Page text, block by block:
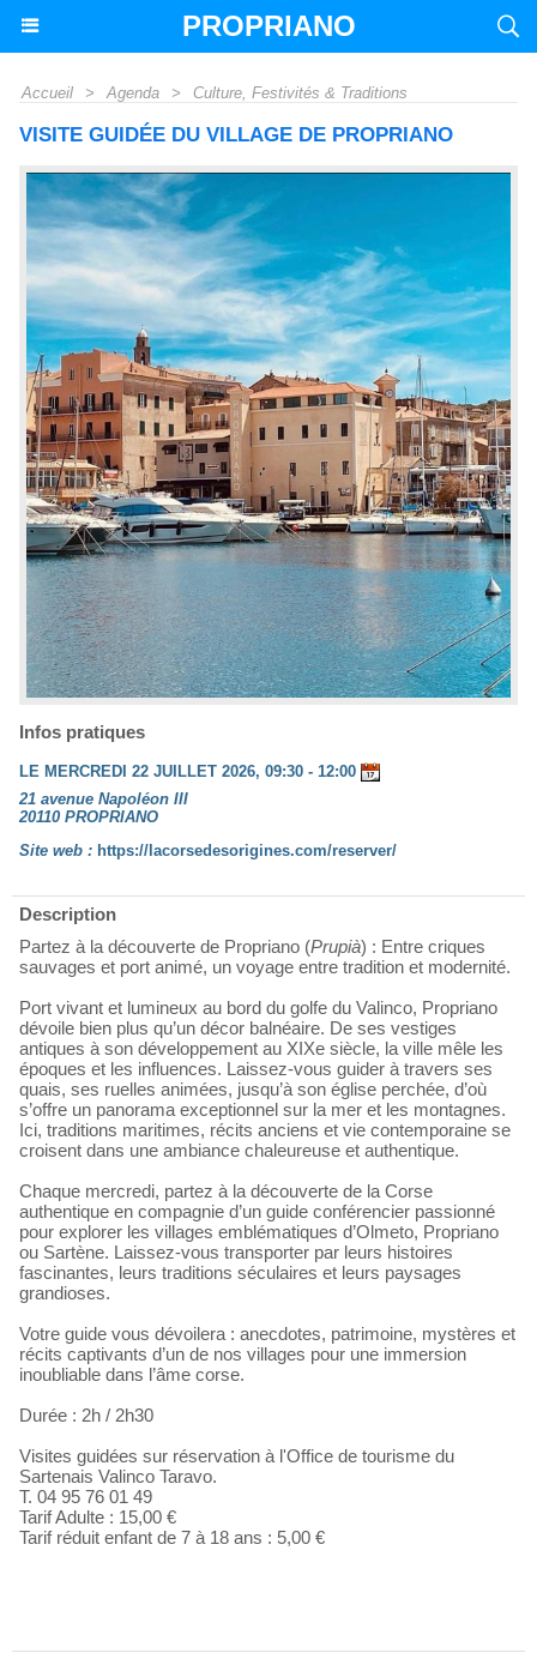
PROPRIANO
Accueil > Agenda > Culture, Festivités & Traditions
VISITE GUIDÉE DU VILLAGE DE PROPRIANO
Infos pratiques
LE MERCREDI 22 JUILLET 2026, 09:30 - 12:00
21 avenue Napoléon III
20110 PROPRIANO
Site web : https://lacorsedesorigines.com/reserver/
Description
Partez à la découverte de Propriano (Prupià) : Entre criques
sauvages et port animé, un voyage entre tradition et modernité.
Port vivant et lumineux au bord du golfe du Valinco, Propriano
dévoile bien plus qu’un décor balnéaire. De ses vestiges
antiques à son développement au XIXe siècle, la ville mêle les
époques et les influences. Laissez-vous guider à travers ses
quais, ses ruelles animées, jusqu’à son église perchée, d’où
s’offre un panorama exceptionnel sur la mer et les montagnes.
Ici, traditions maritimes, récits anciens et vie contemporaine se
croisent dans une ambiance chaleureuse et authentique.
Chaque mercredi, partez à la découverte de la Corse
authentique en compagnie d’un guide conférencier passionné
pour explorer les villages emblématiques d’Olmeto, Propriano
ou Sartène. Laissez-vous transporter par leurs histoires
fascinantes, leurs traditions séculaires et leurs paysages
grandioses.
Votre guide vous dévoilera : anecdotes, patrimoine, mystères et
récits captivants d’un de nos villages pour une immersion
inoubliable dans l’âme corse.
Durée : 2h / 2h30
Visites guidées sur réservation à l'Office de tourisme du
Sartenais Valinco Taravo.
T. 04 95 76 01 49
Tarif Adulte : 15,00 €
Tarif réduit enfant de 7 à 18 ans : 5,00 €